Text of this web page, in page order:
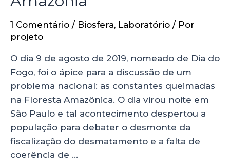
1 Comentário / Biosfera, Laboratório / Por
projeto
O dia 9 de agosto de 2019, nomeado de Dia do
Fogo, foi o ápice para a discussão de um
problema nacional: as constantes queimadas
na Floresta Amazônica. O dia virou noite em
São Paulo e tal acontecimento despertou a
população para debater o desmonte da
fiscalização do desmatamento e a falta de
coerência de …